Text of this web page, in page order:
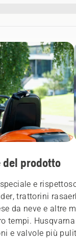
del prodotto
e
trattorini
da neve e altre
tempi.
e valvole più